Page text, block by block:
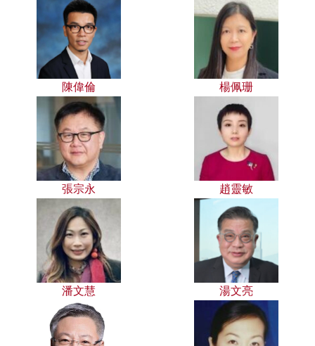
陳偉倫 楊佩珊
張宗永 趙靈敏
潘文慧 湯文亮